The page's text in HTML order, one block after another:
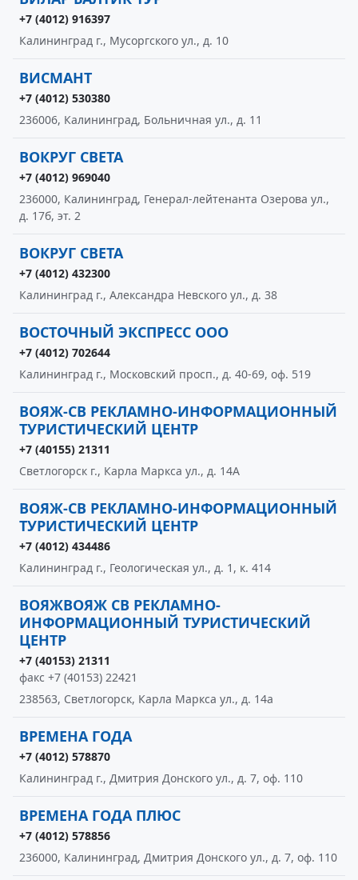
+7 (4012) 916397
Калининград г., Мусоргского ул., д. 10
ВИСМАНТ
+7 (4012) 530380
236006, Калининград, Больничная ул., д. 11
ВОКРУГ СВЕТА
+7 (4012) 969040
236000, Калининград, Генерал-лейтенанта Озерова ул.,
д. 17б, эт. 2
ВОКРУГ СВЕТА
+7 (4012) 432300
Калининград г., Александра Невского ул., д. 38
ВОСТОЧНЫЙ ЭКСПРЕСС ООО
+7 (4012) 702644
Калининград г., Московский просп., д. 40-69, оф. 519
ВОЯЖ-СВ РЕКЛАМНО-ИНФОРМАЦИОННЫЙ
ТУРИСТИЧЕСКИЙ ЦЕНТР
+7 (40155) 21311
Светлогорск г., Карла Маркса ул., д. 14А
ВОЯЖ-СВ РЕКЛАМНО-ИНФОРМАЦИОННЫЙ
ТУРИСТИЧЕСКИЙ ЦЕНТР
+7 (4012) 434486
Калининград г., Геологическая ул., д. 1, к. 414
ВОЯЖВОЯЖ СВ РЕКЛАМНО-
ИНФОРМАЦИОННЫЙ ТУРИСТИЧЕСКИЙ
ЦЕНТР
+7 (40153) 21311
факс +7 (40153) 22421
238563, Светлогорск, Карла Маркса ул., д. 14а
ВРЕМЕНА ГОДА
+7 (4012) 578870
Калининград г., Дмитрия Донского ул., д. 7, оф. 110
ВРЕМЕНА ГОДА ПЛЮС
+7 (4012) 578856
236000, Калининград, Дмитрия Донского ул., д. 7, оф. 110